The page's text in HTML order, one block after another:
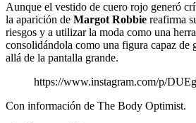
Aunque el vestido de cuero rojo generó
la aparición de Margot Robbie reafirma
riesgos y a utilizar la moda como una
consolidándola como una figura capaz de
allá de la pantalla grande.
https://www.instagram.com/p/
Con información de The Body Optimist.